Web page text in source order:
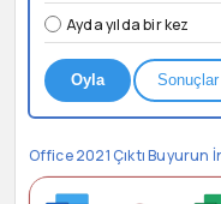
Ayda yılda bir kez
Oyla Sonuçlar
Office 2021 Çıktı Buyurun